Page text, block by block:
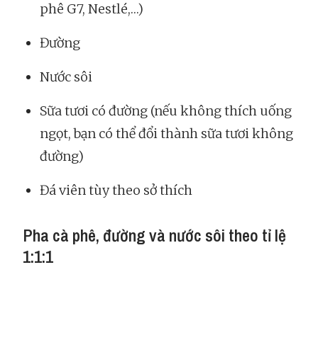
phê G7, Nestlé,…)
Đường
Nước sôi
Sữa tươi có đường (nếu không thích uống
ngọt, bạn có thể đổi thành sữa tươi không
đường)
Đá viên tùy theo sở thích
Pha cà phê, đường và nước sôi theo tỉ lệ
1:1:1